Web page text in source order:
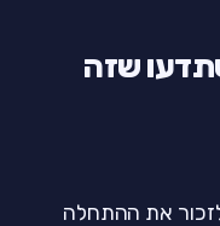
שזה
את ההתחלה